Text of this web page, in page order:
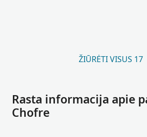
ŽIŪRĖTI VISUS 17
Rasta informacija apie
Chofre